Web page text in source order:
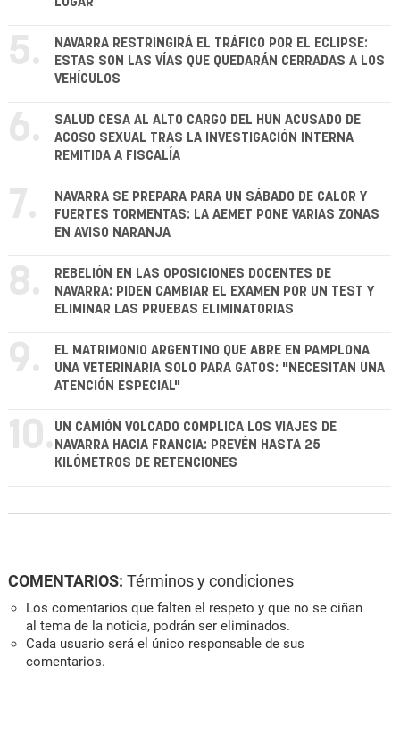
5.
NAVARRA RESTRINGIRÁ EL TRÁFICO POR EL ECLIPSE:
ESTAS SON LAS VÍAS QUE QUEDARÁN CERRADAS A LOS
VEHÍCULOS
6.
SALUD CESA AL ALTO CARGO DEL HUN ACUSADO DE
ACOSO SEXUAL TRAS LA INVESTIGACIÓN INTERNA
REMITIDA A FISCALÍA
7.
NAVARRA SE PREPARA PARA UN SÁBADO DE CALOR Y
FUERTES TORMENTAS: LA AEMET PONE VARIAS ZONAS
EN AVISO NARANJA
8.
REBELIÓN EN LAS OPOSICIONES DOCENTES DE
NAVARRA: PIDEN CAMBIAR EL EXAMEN POR UN TEST Y
ELIMINAR LAS PRUEBAS ELIMINATORIAS
9.
EL MATRIMONIO ARGENTINO QUE ABRE EN PAMPLONA
UNA VETERINARIA SOLO PARA GATOS: "NECESITAN UNA
ATENCIÓN ESPECIAL"
10. UN CAMIÓN VOLCADO COMPLICA LOS VIAJES DE
NAVARRA HACIA FRANCIA: PREVÉN HASTA 25
KILÓMETROS DE RETENCIONES
COMENTARIOS: Términos y condiciones
Los comentarios que falten el respeto y que no se ciñan
al tema de la noticia, podrán ser eliminados.
Cada usuario será el único responsable de sus
comentarios.